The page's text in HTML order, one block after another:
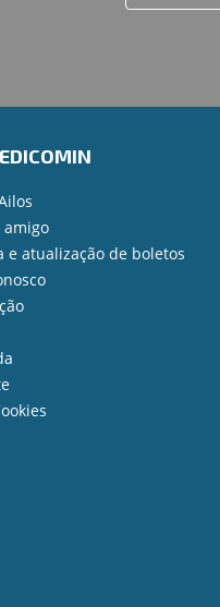
e atualização de boletos